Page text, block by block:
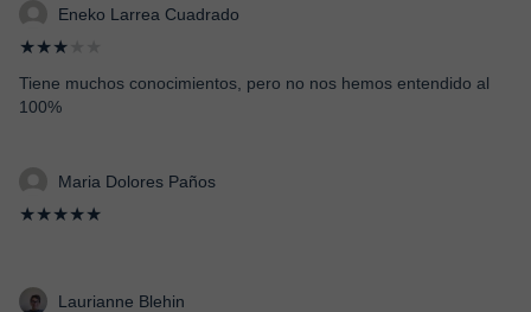
Eneko Larrea Cuadrado
★★★
Tiene muchos conocimientos, pero no nos hemos entendido al
100%
Maria Dolores Paños
★★★★★
Laurianne Blehin